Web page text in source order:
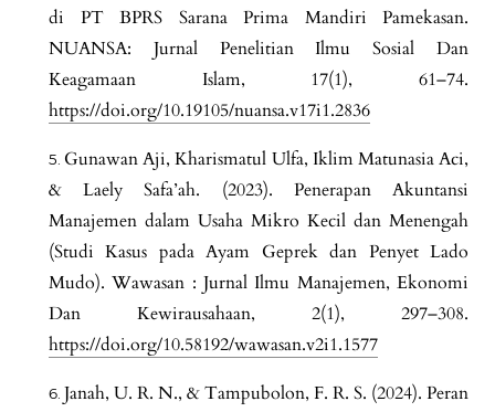
di PT BPRS Sarana Prima Mandiri Pamekasan.
NUANSA: Jurnal Penelitian Ilmu Sosial Dan
Keagamaan Islam, 17(1), 61–74.
https://doi.org/10.19105/nuansa.v17i1.2836
Gunawan Aji, Kharismatul Ulfa, Iklim Matunasia Aci,
& Laely Safa’ah. (2023). Penerapan Akuntansi
Manajemen dalam Usaha Mikro Kecil dan Menengah
(Studi Kasus pada Ayam Geprek dan Penyet Lado
Mudo). Wawasan : Jurnal Ilmu Manajemen, Ekonomi
Dan Kewirausahaan, 2(1), 297–308.
https://doi.org/10.58192/wawasan.v2i1.1577
Janah, U. R. N., & Tampubolon, F. R. S. (2024). Peran